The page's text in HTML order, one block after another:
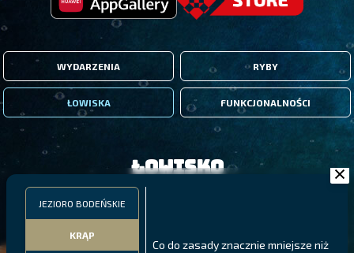
WYDARZENIA RYBY
ŁOWISKA FUNKCJONALNOŚCI
JEZIORO BODEŃSKIE
KRĄP
Co do zasady znacznie mniejsze niż
Łowisko